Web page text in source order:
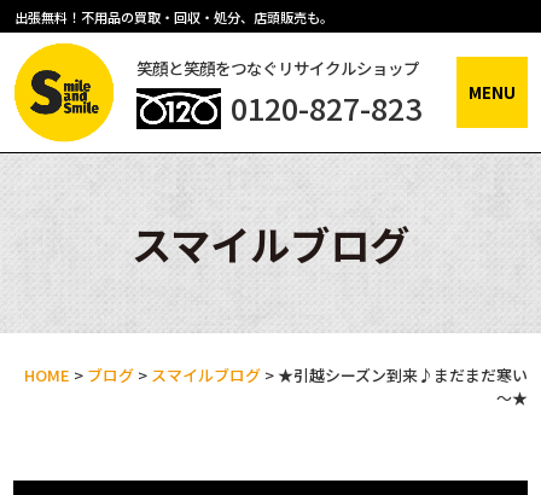
出張無料！不用品の買取・回収・処分、店頭販売も。
笑顔と笑顔をつなぐリサイクルショップ
0120-827-823 MENU
スマイルブログ
HOME > ブログ> スマイルブログ> ★引越シーズン到来♪まだまだ寒い
～★